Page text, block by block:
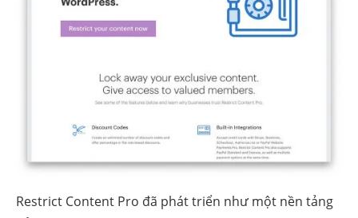
Restrict Content Pro đã phát triển như một nền tảng